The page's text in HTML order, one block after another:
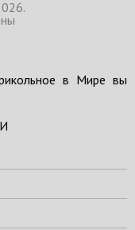
в Мире вы